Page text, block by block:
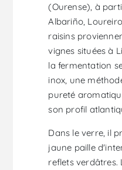
(Ourense), à
Albariño,
raisins
vignes situées à
la fermentation
inox, une
pureté
son profil
Dans le verre, il
jaune paille
reflets verdâtres.